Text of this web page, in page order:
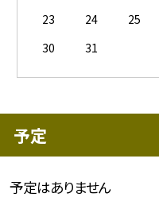
23
24 25
30
31
予定
予定はありません